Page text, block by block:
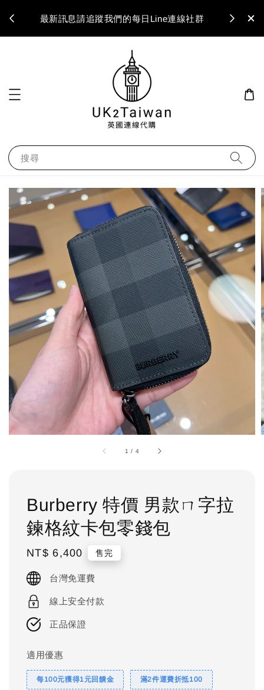
最新訊息請追蹤我們的每日Line連線社群
搜尋
1 / 4
Burberry 特價 男款ㄇ字拉
鍊格紋卡包零錢包
Regular
price
NT$ 6,400 售完
台灣免運費
線上安全付款
正品保證
適用優惠
每100元獲得1元回饋金 滿2件運費折抵100